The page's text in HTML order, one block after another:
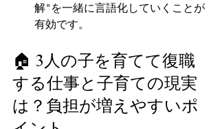
解"を一緒に言語化していくことが
有効です。
🏠 3人の子を育てて復職
する仕事と子育ての現実
は？負担が増えやすいポ